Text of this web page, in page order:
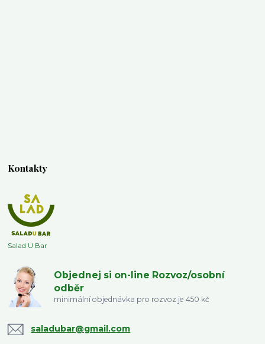
Kontakty
Salad U Bar
Objednej si on-line Rozvoz/osobní
odběr
minimální objednávka pro rozvoz je 450 kč
saladubar@gmail.com